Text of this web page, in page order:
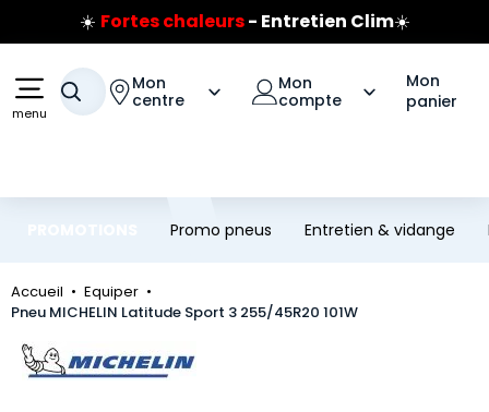
Aller au contenu principal
Aller à la navigation
☀️ Fortes chaleurs- Entretien Clim☀️
Prix coûtant pneus Bridgestone
Jusqu'à 120€ remboursés sur les pneus Bridgestone
menu
Votre recherche
Mon
centre
Mon
compte
Mon
panier
Promo pneus Entretien & vidange
Accueil
Equiper
Pneu MICHELIN Latitude Sport 3 255/45R20 101W
Marque